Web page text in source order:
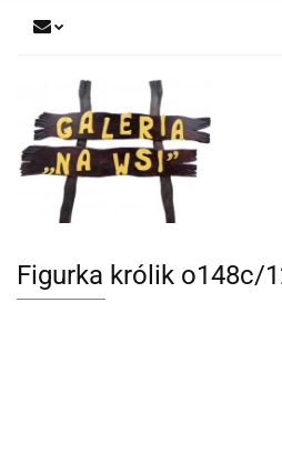
Figurka królik o148c/